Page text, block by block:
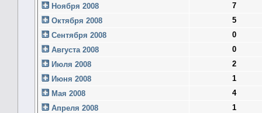
Ноября 2008
7
Октября 2008
5
Сентября 2008
0
Августа 2008
0
Июля 2008
2
Июня 2008
1
Мая 2008
4
Апреля 2008
1